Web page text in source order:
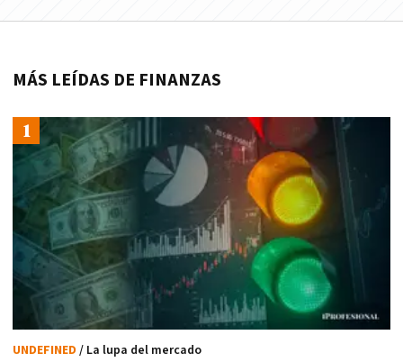
MÁS LEÍDAS DE FINANZAS
UNDEFINED / La lupa del mercado